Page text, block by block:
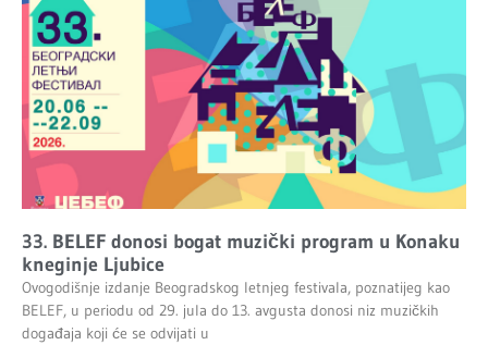
33. BELEF donosi bogat muzički program u Konaku
kneginje Ljubice
Ovogodišnje izdanje Beogradskog letnjeg festivala, poznatijeg kao
BELEF, u periodu od 29. jula do 13. avgusta donosi niz muzičkih
događaja koji će se odvijati u